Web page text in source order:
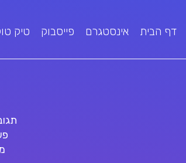
דף הבית אינסטגרם פייסבוק טיק